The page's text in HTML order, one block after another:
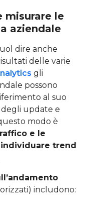
misurare le
aziendale
dire anche
delle varie
gli
possono
al suo
update e
modo è
e le
individuare trend
includono: